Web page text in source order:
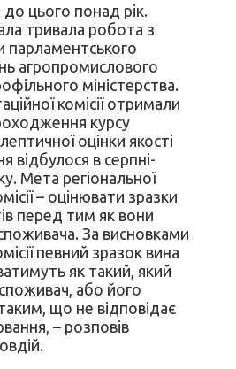
цього понад рік.
тривала робота з
парламентського
агропромислового
міністерства.
комісії отримали
курсу
оцінки якості
відбулося в серпні-
Мета регіональної
– оцінювати зразки
перед тим як вони
За висновками
певний зразок вина
як такий, який
або його
що не відповідає
– розповів